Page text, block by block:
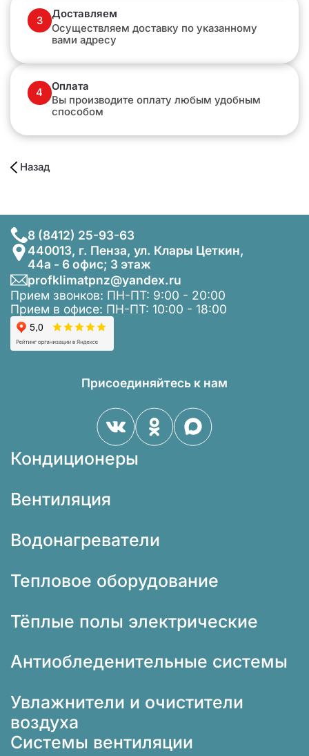
3
Доставляем
Осуществляем доставку по указанному
вами адресу
4
Оплата
Вы производите оплату любым удобным
способом
Назад
8 (8412) 25-93-63
440013, г. Пенза, ул. Клары Цеткин,
44а - 6 офис; 3 этаж
profklimatpnz@yandex.ru
Прием звонков: ПН-ПТ: 9:00 - 20:00
Прием в офисе: ПН-ПТ: 10:00 - 18:00
Присоединяйтесь к нам
Кондиционеры
Вентиляция
Водонагреватели
Тепловое оборудование
Тёплые полы электрические
Антиобледенительные системы
Увлажнители и очистители
воздуха
Системы вентиляции